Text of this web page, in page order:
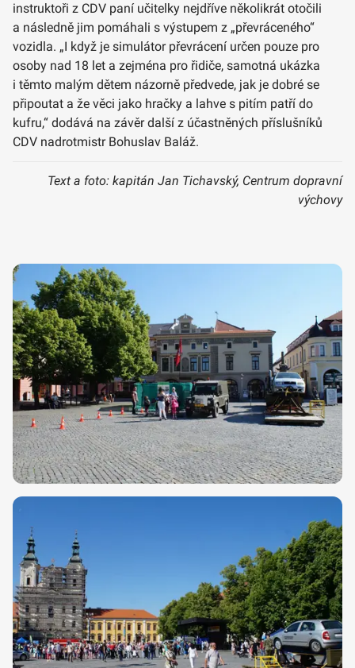
instruktoři z CDV paní učitelky nejdříve několikrát otočili
a následně jim pomáhali s výstupem z „převráceného“
vozidla. „I když je simulátor převrácení určen pouze pro
osoby nad 18 let a zejména pro řidiče, samotná ukázka
i těmto malým dětem názorně předvede, jak je dobré se
připoutat a že věci jako hračky a lahve s pitím patří do
kufru,“ dodává na závěr další z účastněných příslušníků
CDV nadrotmistr Bohuslav Baláž.
Text a foto: kapitán Jan Tichavský, Centrum dopravní
výchovy